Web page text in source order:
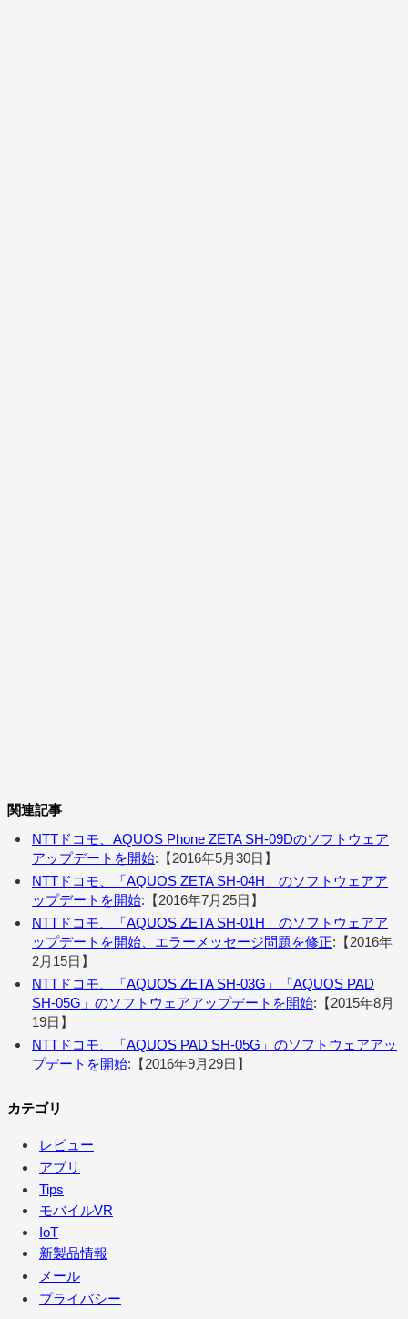
関連記事
NTTドコモ、AQUOS Phone ZETA SH-09Dのソフトウェア
アップデートを開始:【2016年5月30日】
NTTドコモ、「AQUOS ZETA SH-04H」のソフトウェアア
ップデートを開始:【2016年7月25日】
NTTドコモ、「AQUOS ZETA SH-01H」のソフトウェアア
ップデートを開始、エラーメッセージ問題を修正:【2016年
2月15日】
NTTドコモ、「AQUOS ZETA SH-03G」「AQUOS PAD
SH-05G」のソフトウェアアップデートを開始:【2015年8月
19日】
NTTドコモ、「AQUOS PAD SH-05G」のソフトウェアアッ
プデートを開始:【2016年9月29日】
カテゴリ
レビュー
アプリ
Tips
モバイルVR
IoT
新製品情報
メール
プライバシー